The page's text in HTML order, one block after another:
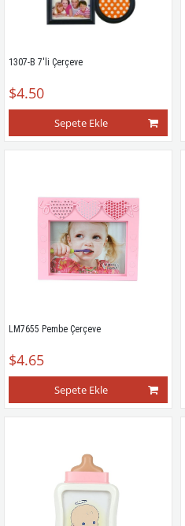
1307-B 7'li Çerçeve
$4.50
Sepete Ekle
LM7655 Pembe Çerçeve
$4.65
Sepete Ekle